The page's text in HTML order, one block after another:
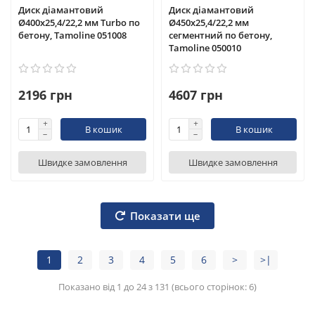
Диск діамантовий
Ø400x25,4/22,2 мм Turbo по
бетону, Tamoline 051008
2196 грн
В кошик
Швидке замовлення
Диск діамантовий
Ø450x25,4/22,2 мм
сегментний по бетону,
Tamoline 050010
4607 грн
В кошик
Швидке замовлення
Показати ще
1 2 3 4 5 6 > >|
Показано від 1 до 24 з 131 (всього сторінок: 6)